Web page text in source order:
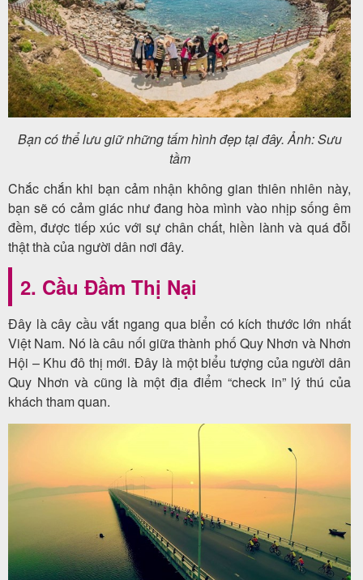
Bạn có thể lưu giữ những tấm hình đẹp tại đây. Ảnh: Sưu
tầm
Chắc chắn khi bạn cảm nhận không gian thiên nhiên này,
bạn sẽ có cảm giác như đang hòa mình vào nhịp sống êm
đềm, được tiếp xúc với sự chân chất, hiền lành và quá đỗi
thật thà của người dân nơi đây.
2. Cầu Đầm Thị Nại
Đây là cây cầu vắt ngang qua biển có kích thước lớn nhất
Việt Nam. Nó là câu nối giữa thành phố Quy Nhơn và Nhơn
Hội – Khu đô thị mới. Đây là một biểu tượng của người dân
Quy Nhơn và cũng là một địa điểm “check in” lý thú của
khách tham quan.